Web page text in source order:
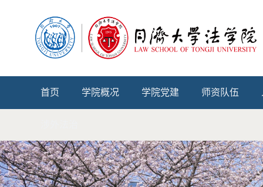
首页 学院概况 学院党建 师资队伍